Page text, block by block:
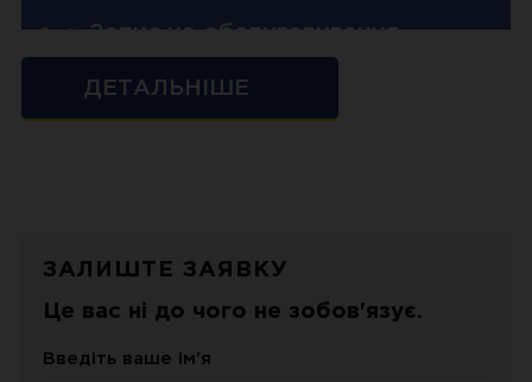
Запис на обслуговування
Зручні години роботи СТО
Система кондиціювання повітря робить
літні поїздки значно комфортнішими і
ДЕТАЛЬНІШЕ
ЗАЛИШТЕ ЗАЯВКУ
Це вас ні до чого не зобов'язує.
Введіть ваше ім'я